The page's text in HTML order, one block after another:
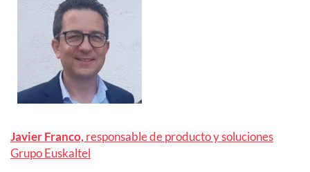
Javier Franco, responsable de producto y soluciones
Grupo Euskaltel